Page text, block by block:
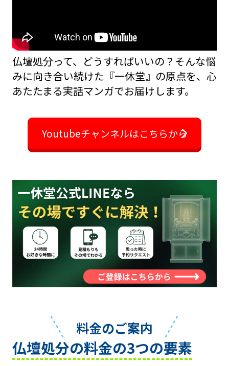
仏壇処分って、どうすればいいの？――そんな悩
みに向き合い続けた『一休堂』の原点を、 心
あたたまる実話マンガでお届けします。
Youtubeチャンネルはこちらから
料金のご案内
仏壇処分の料金の3つの要素